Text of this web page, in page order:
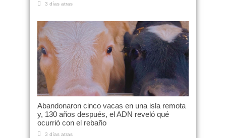
3 días atras
Abandonaron cinco vacas en una isla remota
y, 130 años después, el ADN reveló qué
ocurrió con el rebaño
3 días atras